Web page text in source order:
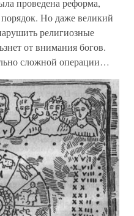
проведена реформа,
Но даже великий
религиозные
от внимания богов.
сложной операции…